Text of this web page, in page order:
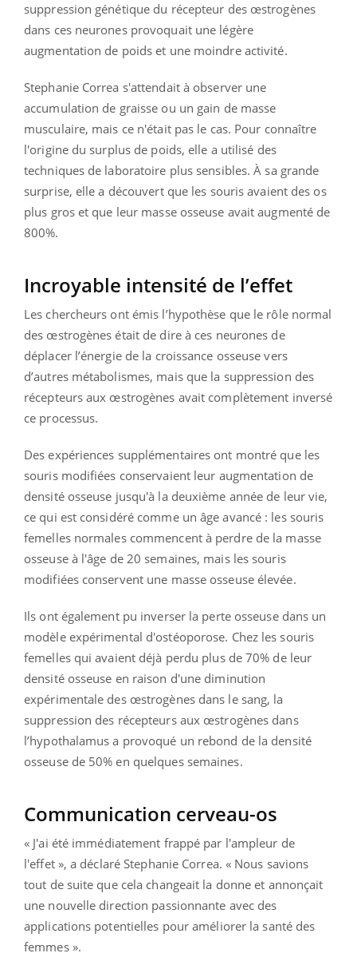
suppression génétique du récepteur des œstrogènes
dans ces neurones provoquait une légère
augmentation de poids et une moindre activité.
Stephanie Correa s'attendait à observer une
accumulation de graisse ou un gain de masse
musculaire, mais ce n'était pas le cas. Pour connaître
l'origine du surplus de poids, elle a utilisé des
techniques de laboratoire plus sensibles. À sa grande
surprise, elle a découvert que les souris avaient des os
plus gros et que leur masse osseuse avait augmenté de
800%.
Incroyable intensité de l’effet
Les chercheurs ont émis l’hypothèse que le rôle normal
des œstrogènes était de dire à ces neurones de
déplacer l’énergie de la croissance osseuse vers
d’autres métabolismes, mais que la suppression des
récepteurs aux œstrogènes avait complètement inversé
ce processus.
Des expériences supplémentaires ont montré que les
souris modifiées conservaient leur augmentation de
densité osseuse jusqu'à la deuxième année de leur vie,
ce qui est considéré comme un âge avancé : les souris
femelles normales commencent à perdre de la masse
osseuse à l'âge de 20 semaines, mais les souris
modifiées conservent une masse osseuse élevée.
Ils ont également pu inverser la perte osseuse dans un
modèle expérimental d'ostéoporose. Chez les souris
femelles qui avaient déjà perdu plus de 70% de leur
densité osseuse en raison d'une diminution
expérimentale des œstrogènes dans le sang, la
suppression des récepteurs aux œstrogènes dans
l’hypothalamus a provoqué un rebond de la densité
osseuse de 50% en quelques semaines.
Communication cerveau-os
« J'ai été immédiatement frappé par l'ampleur de
l'effet », a déclaré Stephanie Correa. « Nous savions
tout de suite que cela changeait la donne et annonçait
une nouvelle direction passionnante avec des
applications potentielles pour améliorer la santé des
femmes ».